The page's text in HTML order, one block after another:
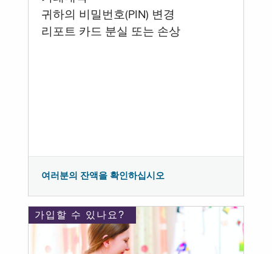
귀하의 비밀번호(PIN) 변경
리포트 카드 분실 또는 손상
여러분의 잔액을 확인하십시오
가입할 수 있나요?